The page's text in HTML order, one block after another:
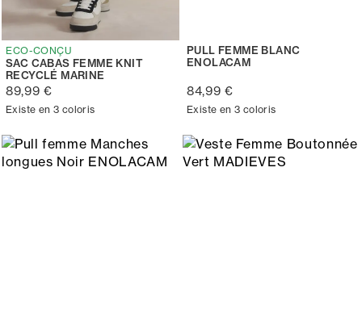
ECO-CONÇU
SAC CABAS FEMME KNIT
RECYCLÉ MARINE
89,99 €
Existe en 3 coloris
PULL FEMME BLANC
ENOLACAM
84,99 €
Existe en 3 coloris